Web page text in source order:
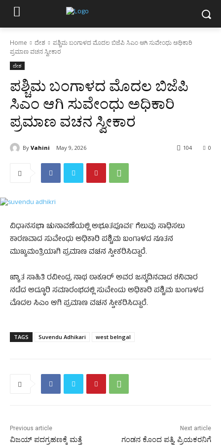
Home ದೇಶ
ಪಶ್ಚಿಮ ಬಂಗಾಳದ ಮೊದಲ ಬಿಜೆಪಿ ಸಿಎಂ ಆಗಿ ಸುವೇಂಧು ಅಧಿಕಾರಿ
ಪ್ರಮಾಣ ವಚನ ಸ್ವೀಕಾರ
ದೇಶ
ಪಶ್ಚಿಮ ಬಂಗಾಳದ ಮೊದಲ ಬಿಜೆಪಿ
ಸಿಎಂ ಆಗಿ ಸುವೇಂಧು ಅಧಿಕಾರಿ
ಪ್ರಮಾಣ ವಚನ ಸ್ವೀಕಾರ
By Vahini May 9, 2026 0
104
ವಿಧಾನಸಭಾ ಚುನಾವಣೆಯಲ್ಲಿ ಅಭೂತಪೂರ್ವ ಗೆಲುವು ಸಾಧಿಸಲು
ಕಾರಣವಾದ ಸುವೇಂಧು ಅಧಿಕಾರಿ ಪಶ್ಚಿಮ ಬಂಗಾಳದ ನೂತನ
ಮುಖ್ಯಮಂತ್ರಿಯಾಗಿ ಪ್ರಮಾಣ ವಚನ ಸ್ವೀಕರಿಸಿದ್ದಾರೆ.
ಖ್ಯಾತ ಸಾಹಿತಿ ರವೀಂದ್ರ ನಾಥ ಠಾಕೂರ್‌ ಅವರ ಜನ್ಮದಿನವಾದ ಶನಿವಾರ
ನಡೆದ ಅದ್ಧೂರಿ ಸಮಾರಂಭದಲ್ಲಿ ಸುವೇಂದು ಅಧಿಕಾರಿ ಪಶ್ಚಿಮ ಬಂಗಾಳದ
ಮೊದಲ ಸಿಎಂ ಆಗಿ ಪ್ರಮಾಣ ವಚನ ಸ್ವೀಕರಿಸಿದ್ದಾರೆ.
TAGS Suvendu Adhikari west belngal
Previous article
ವಿಜಯ್‌ ಪದಗ್ರಹಣಕ್ಕೆ ಮತ್ತೆ
Next article
ಗಂಡನ ಕೊಂದ ಪತ್ನಿ, ಪ್ರಿಯಕರನಿಗೆ